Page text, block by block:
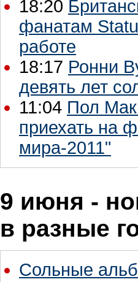
18:20
фанатам
работе
18:17 Ронни
девять лет
11:04 Пол
приехать на
мира-2011"
9 июня -
в разные
Сольные